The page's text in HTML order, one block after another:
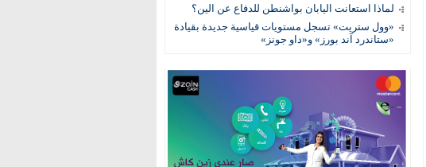
لماذا استعانت اليابان بواشنطن للدفاع عن الين؟
«وول ستريت» تسجل مستويات قياسية جديدة بقيادة
«ستاندرد آند بورز» و«داو جونز»